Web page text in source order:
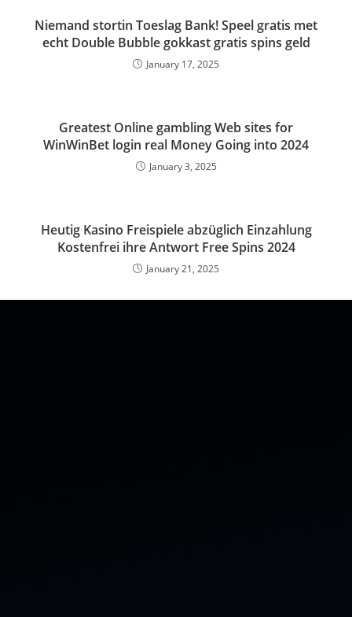
Niemand stortin Toeslag Bank! Speel gratis met
echt Double Bubble gokkast gratis spins geld
January 17, 2025
Greatest Online gambling Web sites for
WinWinBet login real Money Going into 2024
January 3, 2025
Heutig Kasino Freispiele abzüglich Einzahlung
Kostenfrei ihre Antwort Free Spins 2024
January 21, 2025